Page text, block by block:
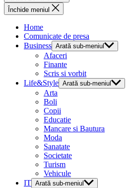
Închide meniul
Home
Comunicate de presa
Business Arată sub-meniul
Afaceri
Finante
Scris si vorbit
Life&Style Arată sub-meniul
Arta
Boli
Copii
Educatie
Mancare si Bautura
Moda
Sanatate
Societate
Turism
Vehicule
IT Arată sub-meniul